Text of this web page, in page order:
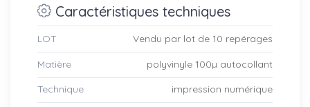
Caractéristiques techniques
LOT Vendu par lot de 10 repérages
Matière polyvinyle 100µ autocollant
Technique impression numérique